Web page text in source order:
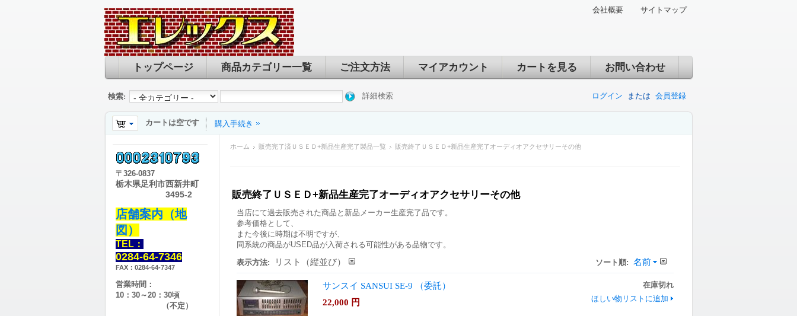
会社概要 サイトマップ
トップページ 商品カテゴリー一覧 ご注文方法 マイアカウント カートを見る お問い合わせ
ログイン または 会員登録
検索: 詳細検索
カートは空です 購入手続き
ホーム 販売完了済ＵＳＥＤ+新品生産完了製品一覧 販売終了ＵＳＥＤ+新品生産完了オーディオアクセサリーその他
販売終了ＵＳＥＤ+新品生産完了オーディオアクセサリーその他
当店にて過去販売された商品と新品メーカー生産完了品です。
参考価格として、
また今後に時期は不明ですが、
同系統の商品がUSED品が入荷される可能性がある品物です。
表示方法:
リスト（縦並び） ソート順: 名前
サンスイ SANSUI SE-9 （委託）
在庫切れ
ほしい物リストに追加
22,000 円
〒 326-0837
栃木県足利市西新井町
3495-2
店舗案内（地
図）
TEL：
0284-64-7346
FAX：0284-64-7347
営業時間：
10：30～20：30頃
（不定）